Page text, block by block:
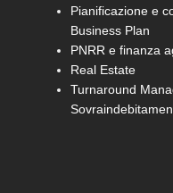
Pianificazione e
Business Plan
PNRR e finanza
Real Estate
Turnaround